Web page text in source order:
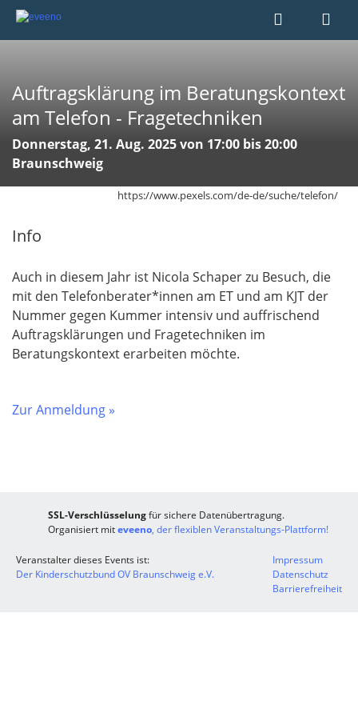
Auftragsklärung im Beratungskontext
am Telefon - Fragetechniken
Donnerstag, 21. Aug. 2025 von 17:00 bis 20:00
Braunschweig
https://www.pexels.com/de-de/suche/telefon/
Info
Auch in diesem Jahr ist Nicola Schaper zu Besuch, die
mit den Telefonberater*innen am ET und am KJT der
Nummer gegen Kummer intensiv und auffrischend
Auftragsklärungen und Fragetechniken im
Beratungskontext erarbeiten möchte.
Zur Anmeldung »
SSL-Verschlüsselungfür sichere Datenübertragung.
Organisiert miteveeno, der flexiblen Veranstaltungs-Plattform!
Veranstalter dieses Events ist:
Der Kinderschutzbund OV Braunschweig e.V.
Impressum
Datenschutz
Barrierefreiheit